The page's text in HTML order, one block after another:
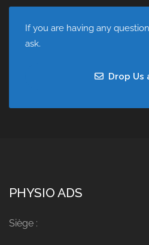
If you are having any
ask.
Drop Us
PHYSIO ADS
Siège :